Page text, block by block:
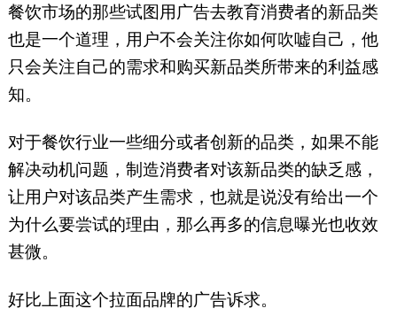
餐饮市场的那些试图用广告去教育消费者的新品类
也是一个道理，用户不会关注你如何吹嘘自己，他
只会关注自己的需求和购买新品类所带来的利益感
知。
对于餐饮行业一些细分或者创新的品类，如果不能
解决动机问题，制造消费者对该新品类的缺乏感，
让用户对该品类产生需求，也就是说没有给出一个
为什么要尝试的理由，那么再多的信息曝光也收效
甚微。
好比上面这个拉面品牌的广告诉求。